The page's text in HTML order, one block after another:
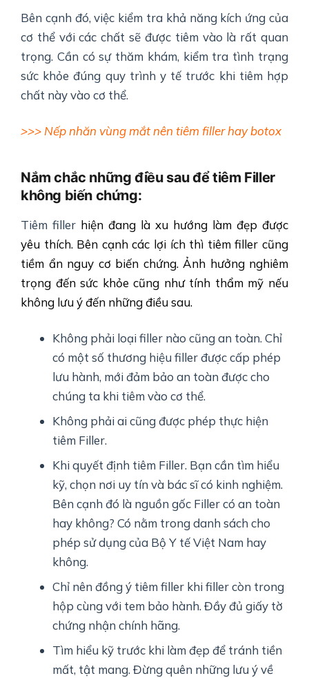
Bên cạnh đó, việc kiểm tra khả năng kích ứng của
cơ thể với các chất sẽ được tiêm vào là rất quan
trọng. Cần có sự thăm khám, kiểm tra tình trạng
sức khỏe đúng quy trình y tế trước khi tiêm hợp
chất này vào cơ thể.
>>> Nếp nhăn vùng mắt nên tiêm filler hay botox
Nắm chắc những điều sau để tiêm Filler
không biến chứng:
Tiêm filler hiện đang là xu hướng làm đẹp được
yêu thích. Bên cạnh các lợi ích thì tiêm filler cũng
tiềm ẩn nguy cơ biến chứng. Ảnh hưởng nghiêm
trọng đến sức khỏe cũng như tính thẩm mỹ nếu
không lưu ý đến những điều sau.
Không phải loại filler nào cũng an toàn. Chỉ
có một số thương hiệu filler được cấp phép
lưu hành, mới đảm bảo an toàn được cho
chúng ta khi tiêm vào cơ thể.
Không phải ai cũng được phép thực hiện
tiêm Filler.
Khi quyết định tiêm Filler. Bạn cần tìm hiểu
kỹ, chọn nơi uy tín và bác sĩ có kinh nghiệm.
Bên cạnh đó là nguồn gốc Filler có an toàn
hay không? Có nằm trong danh sách cho
phép sử dụng của Bộ Y tế Việt Nam hay
không.
Chỉ nên đồng ý tiêm filler khi filler còn trong
hộp cùng với tem bảo hành. Đầy đủ giấy tờ
chứng nhận chính hãng.
Tìm hiểu kỹ trước khi làm đẹp để tránh tiền
mất, tật mang. Đừng quên những lưu ý về